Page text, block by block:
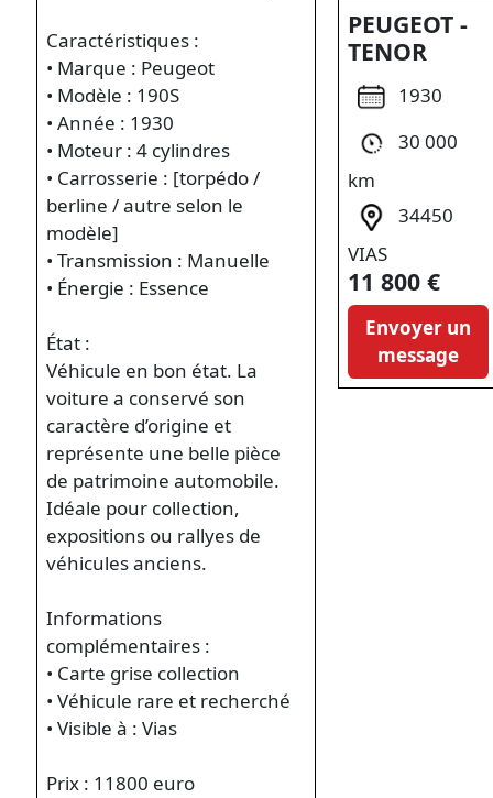
Caractéristiques :
• Marque : Peugeot
• Modèle : 190S
• Année : 1930
• Moteur : 4 cylindres
• Carrosserie : [torpédo /
berline / autre selon le
modèle]
• Transmission : Manuelle
• Énergie : Essence
État :
Véhicule en bon état. La
voiture a conservé son
caractère d’origine et
représente une belle pièce
de patrimoine automobile.
Idéale pour collection,
expositions ou rallyes de
véhicules anciens.
Informations
complémentaires :
• Carte grise collection
• Véhicule rare et recherché
• Visible à : Vias
Prix : 11800 euro
PEUGEOT -
TENOR
1930
30 000
km
34450
VIAS
11 800 €
Envoyer un
message